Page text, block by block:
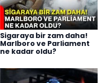
Sigaraya bir zam daha!
Marlboro ve Parliament
ne kadar oldu?